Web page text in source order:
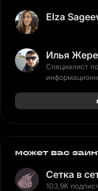
Elza
Илья
Специалист
может вас
Сетка в
103,9K